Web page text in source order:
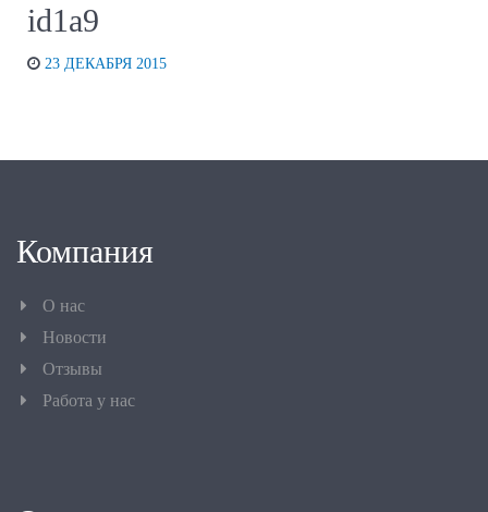
id1a9
23 ДЕКАБРЯ 2015
Компания
О нас
Новости
Отзывы
Работа у нас